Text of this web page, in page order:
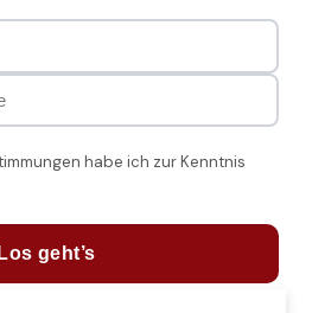
habe ich zur Kenntnis
Los geht’s